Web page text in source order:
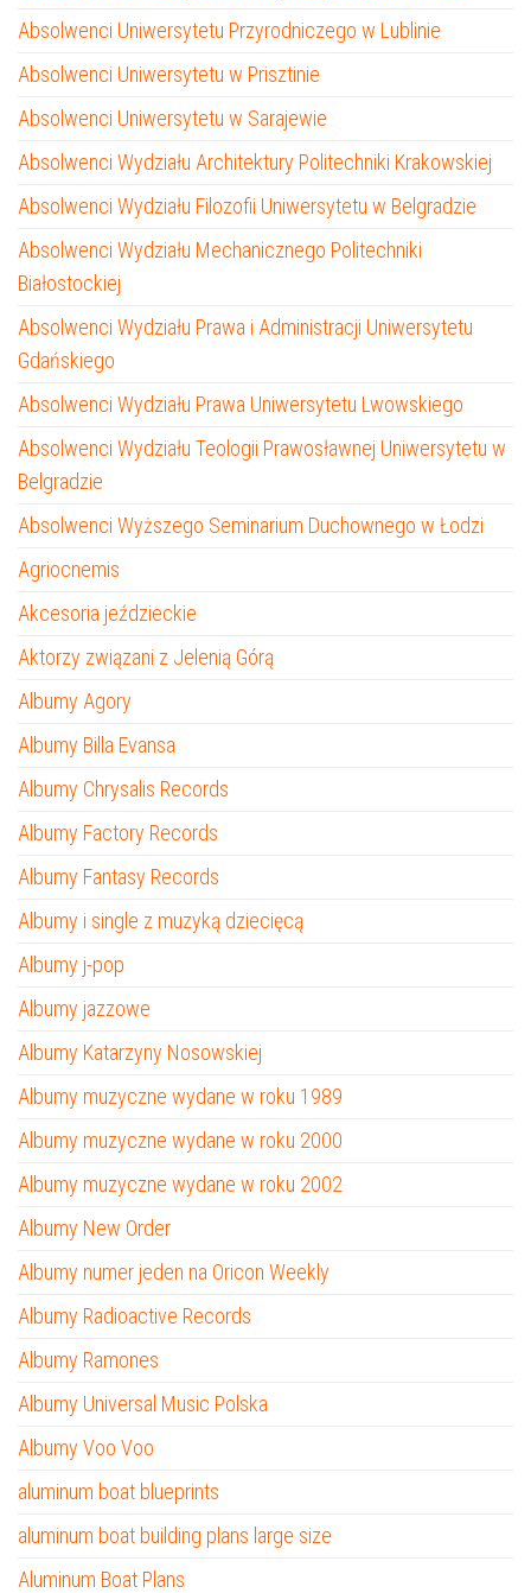
Absolwenci Uniwersytetu Przyrodniczego w Lublinie
Absolwenci Uniwersytetu w Prisztinie
Absolwenci Uniwersytetu w Sarajewie
Absolwenci Wydziału Architektury Politechniki Krakowskiej
Absolwenci Wydziału Filozofii Uniwersytetu w Belgradzie
Absolwenci Wydziału Mechanicznego Politechniki
Białostockiej
Absolwenci Wydziału Prawa i Administracji Uniwersytetu
Gdańskiego
Absolwenci Wydziału Prawa Uniwersytetu Lwowskiego
Absolwenci Wydziału Teologii Prawosławnej Uniwersytetu w
Belgradzie
Absolwenci Wyższego Seminarium Duchownego w Łodzi
Agriocnemis
Akcesoria jeździeckie
Aktorzy związani z Jelenią Górą
Albumy Agory
Albumy Billa Evansa
Albumy Chrysalis Records
Albumy Factory Records
Albumy Fantasy Records
Albumy i single z muzyką dziecięcą
Albumy j-pop
Albumy jazzowe
Albumy Katarzyny Nosowskiej
Albumy muzyczne wydane w roku 1989
Albumy muzyczne wydane w roku 2000
Albumy muzyczne wydane w roku 2002
Albumy New Order
Albumy numer jeden na Oricon Weekly
Albumy Radioactive Records
Albumy Ramones
Albumy Universal Music Polska
Albumy Voo Voo
aluminum boat blueprints
aluminum boat building plans large size
Aluminum Boat Plans